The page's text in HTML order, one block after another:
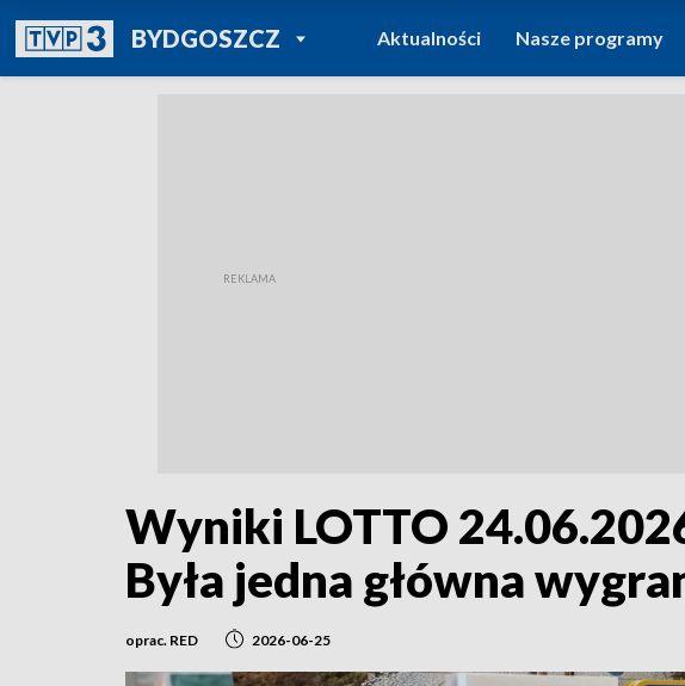
BYDGOSZCZPOWRÓT DO
TVP REGIONY
Aktualności Nasze programy
Wyniki LOTTO
Była jedna główna
oprac. RED 2026-06-25